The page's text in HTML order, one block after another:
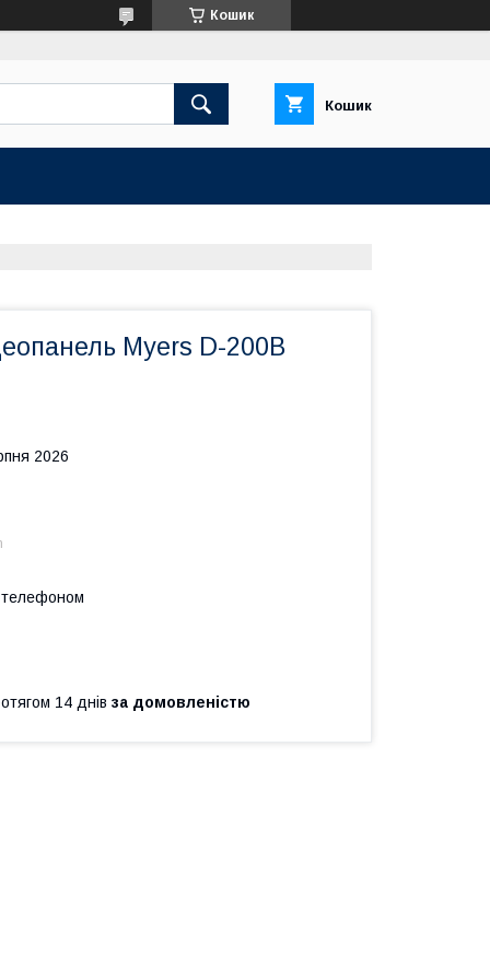
Кошик
Кошик
Myers D-200B
2026
телефоном
14 днів за домовленістю